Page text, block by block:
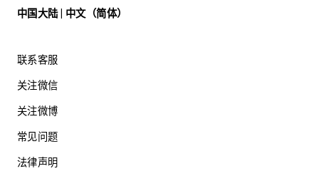
中国大陆 | 中文（简体）
联系客服
关注微信
关注微博
常见问题
法律声明